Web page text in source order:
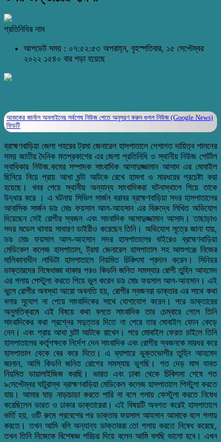
প্রতিনিধির নাম
আপডেট সময় : ০৭:৫২:৫৩ অপরাহ্ন, বৃহস্পতিবার, ১৫ সেপ্টেম্বর
২০২২ ১৫৪০ বার পড়া হয়েছে
আজকের জার্নাল অনলাইনের সর্বশেষ নিউজ পেতে অনুসরণ করুন গুগল নিউজ (Google News)
ফিডটি
ব্রাহ্মণবাড়িয়া জেলা শহরের ট্রমা জেনারেল হাসপাতালে পেশাগত দায়িত্ব পালনের
সময় জাতীয় দৈনিক মতপ্রকাশের এর জেলা প্রতিনিধি ও স্থানীয় নিউজ পোর্টাল
স্বাধিকার নিউজ.কমের সম্পাদক সাংবাদিক আসাদুজ্জামান আসাদ এর মোবাইল
ছিনিয়ে নিয়ে প্রায় আধা ঘন্টা আটকে রেখে হামলা ও মারধরের প্রচেষ্টা করা
হয়েছে। খবর পেয়ে স্থানীয় অন্যান্য সাংবাদিকরা ঘটনাস্থালে গিয়ে তাকে
উদ্ধার করে । এ ঘটনায় সিভিল সার্জন বরাবর ব্রাহ্মণবাড়িয়া সদর হাসপাতালের
আবাসিক সার্জন ডাঃ মোঃ ফয়সাল আল-আহসান এর বিরুদ্ধে লিখিত অভিযোগ
দিয়েছেন সেই রোগীর স্বজন এবং সাংবাদিক আসাদুজ্জামান আসাদ। তাছাড়াও
সদর মডেল থানায় সাধারণ ডাইরীও করেছেন তিনি। অভিযোগ সূত্রে জানা যায়,
ডাঃ মোঃ ফয়সাল আল-আহসান সদর হাসপাতালের বাইরেও ব্রাহ্মণবাড়িয়া
মেডিকেল কলেজ হাসপাতাল, ট্রমা জেনারেল হাসপাতাল সহ আশুগঞ্জে নিজের
মালিকানাধীন লাভিটা হাসপাতালে নিয়মিত চিকিৎসা প্রদান করেন। সিনিয়র
ডাক্তারদের নিষেধাজ্ঞা থাকার পরও কিডনি জনিত সমস্যার রোগী তুহিন আহমেদ
এর গলায় পেস্টুলা করতে গিয়ে ভুল করেন ডাঃ মোঃ ফয়সাল আল-আহসান। এই
ভুলে রোগীর অবস্থা আরো অবনতি হয়, রোগীর স্বজনরা ডাক্তার এর সাথে কথা
বলার সুযোগ না পেয়ে সাংবাদিকের সাথে যোগাযোগ করেন। পরে ডাক্তারের
অনুমতিক্রমে এই বিষয়ে কথা বলতে সাংবাদিক তার চেম্বারে গেলে তিনি
সাংবাদিকের করা প্রশ্নের সদুত্তর দিতে না পেরে তার মোবাইল ফোন কেড়ে
নেন। এবং প্রায় আধা ঘন্টা আটকে রাখেন। পরে মোবাইল ফেরত চাইলে তিনি
হাসপাতালের কর্তৃপক্ষকে নির্দেশ দেন সাংবাদিক এবং রোগীর স্বজনকে মারধর করে
হাসপাতাল থেকে বের করে দিতে। এ ব্যাপারে ভুক্তভোগীর তুহিন আহমেদ
জানান, আমি কিডনি জনিত রোগের সমস্যায় ভুগছি। গত দেড় মাস যাবত
নিয়মিত ডায়ালাইজিজ করছি। ভারত এবং ঢাকা থেকে চিকিৎসা শেষে গত
৯সেপ্টেম্বর ঘাটুরাস্থ ব্রাহ্মণবাড়িয়া মেডিকেল কলেজ হাসপাতালে পিস্টুলা করতে
যায়। আমার ঘাড় নাড়াচাড়া করতে পারি না বলে গলায় ফেস্টুলা করতে নিষেধ
করেছিলেন ভারত ও ঢাকার ডাক্তারেরা। এই বিষয়টি অবগত করেই হাসপাতালে
ভর্তি হয়, ওটি রুমে প্রবেশের পর ডাক্তার ফয়সাল আহসান আমাকে বলে গলায়
করতে। তখন আমি বলি অন্যান্য ডাক্তাররা তো গলায় করতে নিষেধ করেছে,
তখন তিনি নিজেকে বিশেষজ্ঞ পরিচয় দিয়ে বলেন আমি বলছি ভালো হবে। এখন